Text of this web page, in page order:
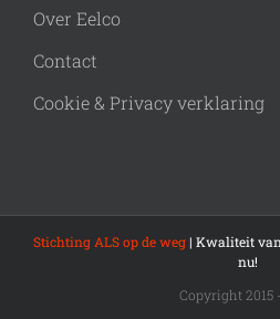
Over Eelco
Contact
Cookie & Privacy verklaring
Stichting ALS op de weg| Kwaliteit
nu!
Copyright 2015